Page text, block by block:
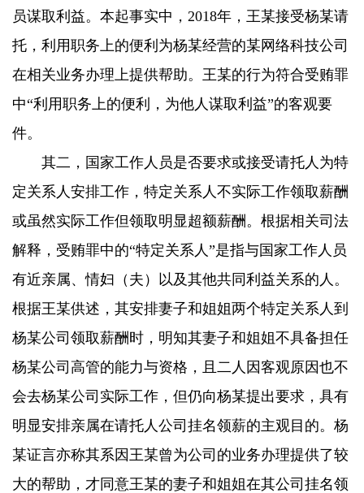
员谋取利益。本起事实中，2018年，王某接受杨某请
托，利用职务上的便利为杨某经营的某网络科技公司
在相关业务办理上提供帮助。王某的行为符合受贿罪
中“利用职务上的便利，为他人谋取利益”的客观要
件。
其二，国家工作人员是否要求或接受请托人为特
定关系人安排工作，特定关系人不实际工作领取薪酬
或虽然实际工作但领取明显超额薪酬。根据相关司法
解释，受贿罪中的“特定关系人”是指与国家工作人员
有近亲属、情妇（夫）以及其他共同利益关系的人。
根据王某供述，其安排妻子和姐姐两个特定关系人到
杨某公司领取薪酬时，明知其妻子和姐姐不具备担任
杨某公司高管的能力与资格，且二人因客观原因也不
会去杨某公司实际工作，但仍向杨某提出要求，具有
明显安排亲属在请托人公司挂名领薪的主观目的。杨
某证言亦称其系因王某曾为公司的业务办理提供了较
大的帮助，才同意王某的妻子和姐姐在其公司挂名领